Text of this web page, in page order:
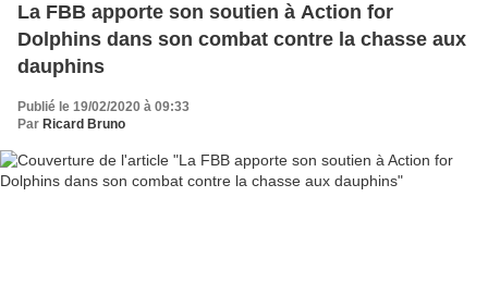
La FBB apporte son soutien à Action for
Dolphins dans son combat contre la chasse aux
dauphins
Publié le 19/02/2020 à 09:33
Par Ricard Bruno